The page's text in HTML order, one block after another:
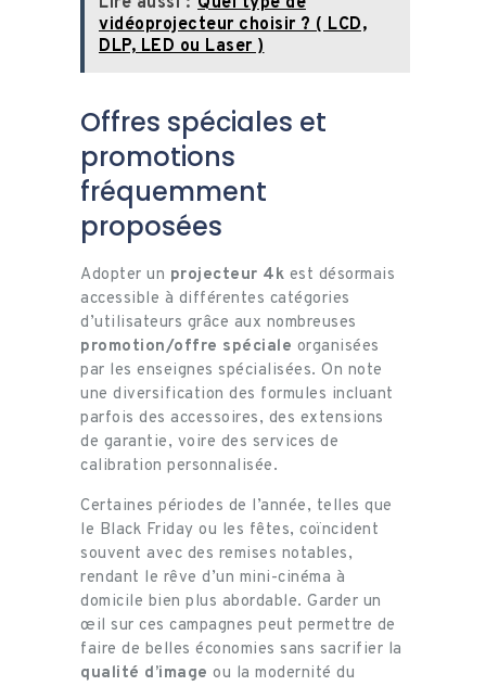
vidéoprojecteur choisir ? ( LCD,
DLP, LED ou Laser )
Offres spéciales et
promotions
fréquemment
proposées
Adopter un projecteur 4k est désormais
accessible à différentes catégories
d’utilisateurs grâce aux nombreuses
promotion/offre spéciale organisées
par les enseignes spécialisées. On note
une diversification des formules incluant
parfois des accessoires, des extensions
de garantie, voire des services de
calibration personnalisée.
Certaines périodes de l’année, telles que
le Black Friday ou les fêtes, coïncident
souvent avec des remises notables,
rendant le rêve d’un mini-cinéma à
domicile bien plus abordable. Garder un
œil sur ces campagnes peut permettre de
faire de belles économies sans sacrifier la
qualité d’image ou la modernité du